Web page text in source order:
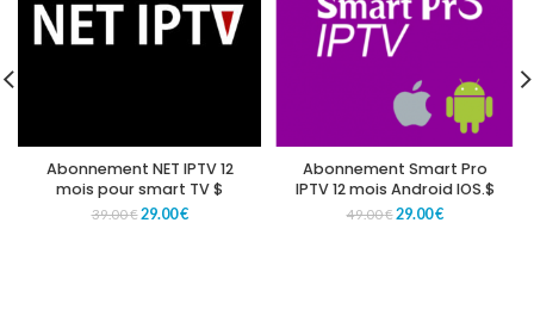
Abonnement NET IPTV 12
mois pour smart TV $
39.00€29.00€
Abonnement Smart Pro
IPTV 12 mois Android IOS.$
49.00€29.00€